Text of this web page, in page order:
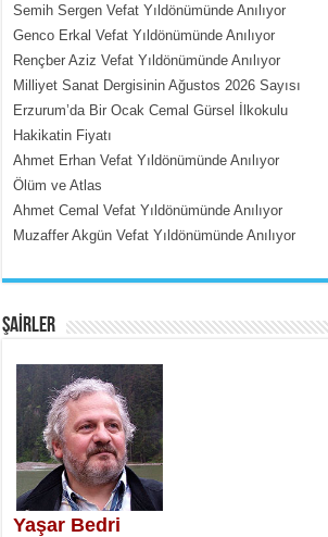
MEHMET ÇOBAN
İçerdeki Put Dışardaki Maskeler...
SATILMIŞ ÜMİT ÇETİNKAYA
Erkenlik...
Semih Sergen Vefat Yıldönümünde Anılıyor
Genco Erkal Vefat Yıldönümünde Anılıyor
Rençber Aziz Vefat Yıldönümünde Anılıyor
Milliyet Sanat Dergisinin Ağustos 2026 Sayısı
Erzurum’da Bir Ocak Cemal Gürsel İlkokulu
Hakikatin Fiyatı
Ahmet Erhan Vefat Yıldönümünde Anılıyor
Ölüm ve Atlas
Ahmet Cemal Vefat Yıldönümünde Anılıyor
Muzaffer Akgün Vefat Yıldönümünde Anılıyor
ŞAİRLER
Yaşar Bedri